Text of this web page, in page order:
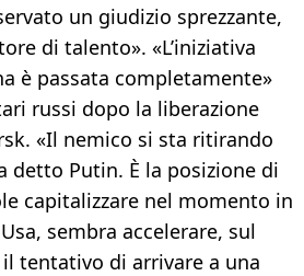
un giudizio sprezzante,
di talento». «L’iniziativa
è passata completamente»
russi dopo la liberazione
«Il nemico si sta ritirando
detto Putin. È la posizione di
capitalizzare nel momento in
sembra accelerare, sul
tentativo di arrivare a una